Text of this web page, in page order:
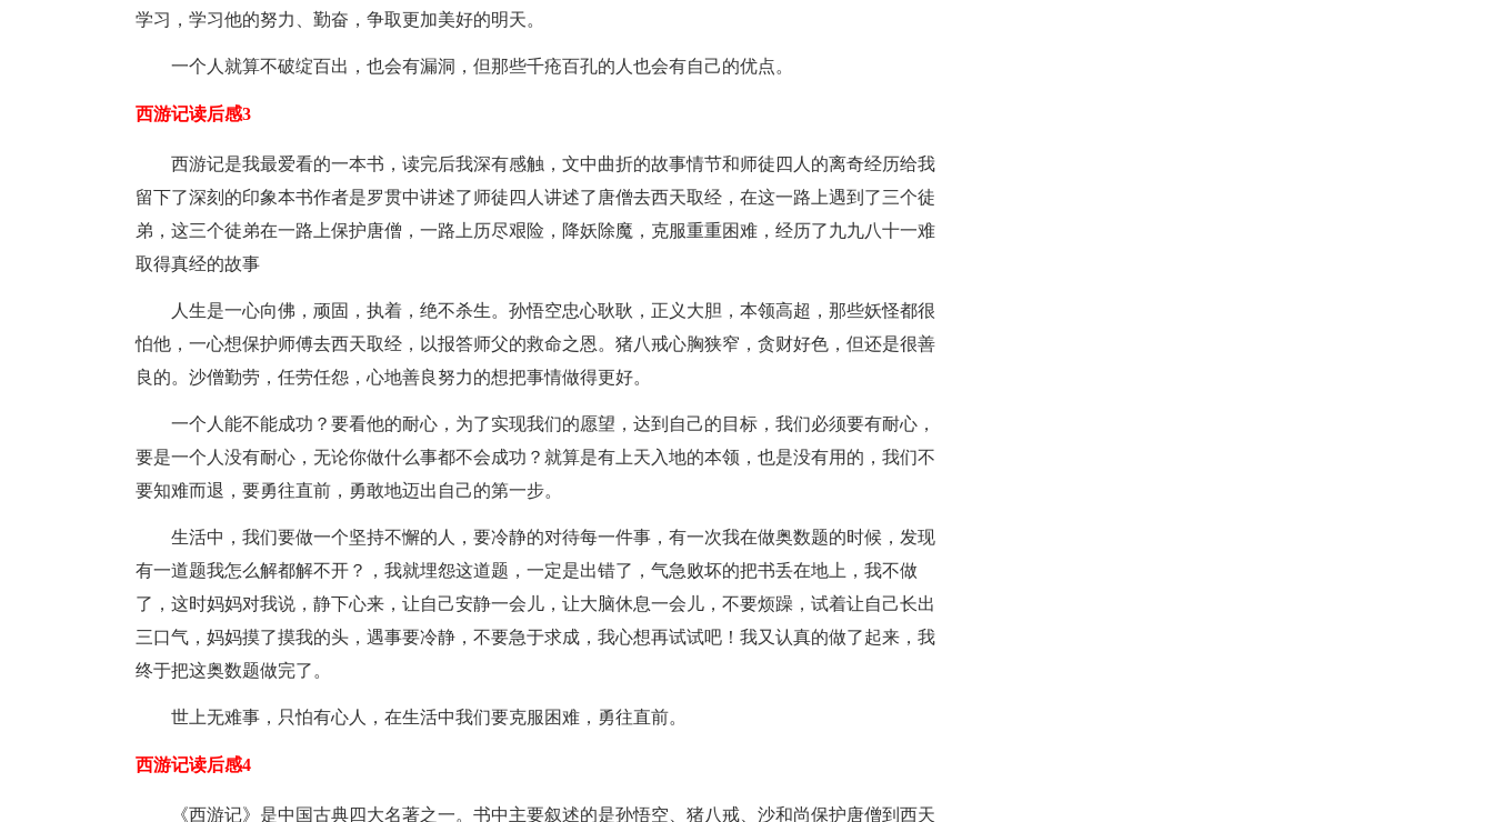
学习，学习他的努力、勤奋，争取更加美好的明天。
一个人就算不破绽百出，也会有漏洞，但那些千疮百孔的人也会有自己的优点。
西游记读后感3
西游记是我最爱看的一本书，读完后我深有感触，文中曲折的故事情节和师徒四人的离奇经历给我
留下了深刻的印象本书作者是罗贯中讲述了师徒四人讲述了唐僧去西天取经，在这一路上遇到了三个徒
弟，这三个徒弟在一路上保护唐僧，一路上历尽艰险，降妖除魔，克服重重困难，经历了九九八十一难
取得真经的故事
人生是一心向佛，顽固，执着，绝不杀生。孙悟空忠心耿耿，正义大胆，本领高超，那些妖怪都很
怕他，一心想保护师傅去西天取经，以报答师父的救命之恩。猪八戒心胸狭窄，贪财好色，但还是很善
良的。沙僧勤劳，任劳任怨，心地善良努力的想把事情做得更好。
一个人能不能成功？要看他的耐心，为了实现我们的愿望，达到自己的目标，我们必须要有耐心，
要是一个人没有耐心，无论你做什么事都不会成功？就算是有上天入地的本领，也是没有用的，我们不
要知难而退，要勇往直前，勇敢地迈出自己的第一步。
生活中，我们要做一个坚持不懈的人，要冷静的对待每一件事，有一次我在做奥数题的时候，发现
有一道题我怎么解都解不开？，我就埋怨这道题，一定是出错了，气急败坏的把书丢在地上，我不做
了，这时妈妈对我说，静下心来，让自己安静一会儿，让大脑休息一会儿，不要烦躁，试着让自己长出
三口气，妈妈摸了摸我的头，遇事要冷静，不要急于求成，我心想再试试吧！我又认真的做了起来，我
终于把这奥数题做完了。
世上无难事，只怕有心人，在生活中我们要克服困难，勇往直前。
西游记读后感4
《西游记》是中国古典四大名著之一。书中主要叙述的是孙悟空、猪八戒、沙和尚保护唐僧到西天